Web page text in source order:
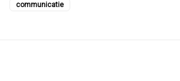
communicatie